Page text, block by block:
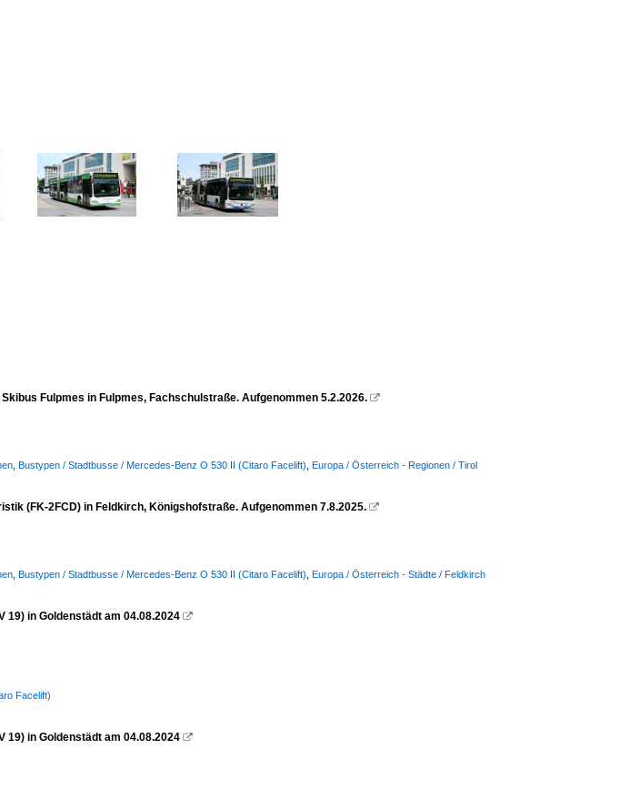
Fulpmes in Fulpmes, Fachschulstraße. Aufgenommen 5.2.2026. 
Bustypen / Stadtbusse / Mercedes-Benz O 530 II (Citaro Facelift) Europa / Österreich - Regionen / Tirol
(FK-2FCD) in Feldkirch, Königshofstraße. Aufgenommen 7.8.2025. 
Bustypen / Stadtbusse / Mercedes-Benz O 530 II (Citaro Facelift) Europa / Österreich - Städte / Feldkirch
19) in Goldenstädt am 04.08.2024 
Facelift)
19) in Goldenstädt am 04.08.2024 